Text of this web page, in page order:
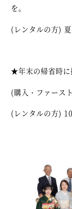
を。
(レンタルの方) 夏
★年末の帰省時に
(購入・ファース
(レンタルの方)